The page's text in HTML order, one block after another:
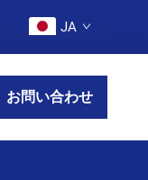
JA
お問い合わせ